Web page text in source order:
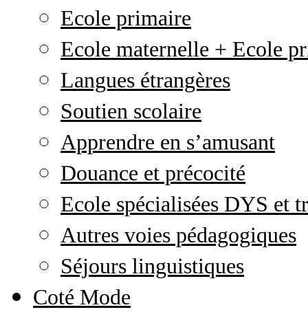
Ecole primaire
Ecole maternelle + Ecole
Langues étrangères
Soutien scolaire
Apprendre en s’amusant
Douance et précocité
Ecole spécialisées DYS et
Autres voies pédagogiques
Séjours linguistiques
Coté Mode